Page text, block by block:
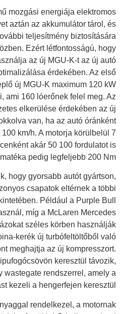
mozgási energiája elektromos
aztán az akkumulátor tárol, és
teljesítmény biztosítására
Ezért létfontosságú, hogy
az új MGU-K-t az új autó
érdekében. Az első
új MGU-K maximum 120 kW
ami 160 lóerőnek felel meg. Az
elkerülése érdekében az új
van, ha az autó óránként
km/h. A motorja körülbelül 7
akár 50 100 fordulatot is
pedig legfeljebb 200 Nm.
hogy gyorsabb autót gyártson,
csapatok eltérnek a többi
Például a Purple Bull
míg a McLaren Mercedes
széles körben használják
kerék új turbófeltöltőből való
meghajtja az új kompresszort.
keresztül távozik,
wastegate rendszerrel, amely a
kezeli a hengerfejen keresztül.
rendelkezel, a motornak